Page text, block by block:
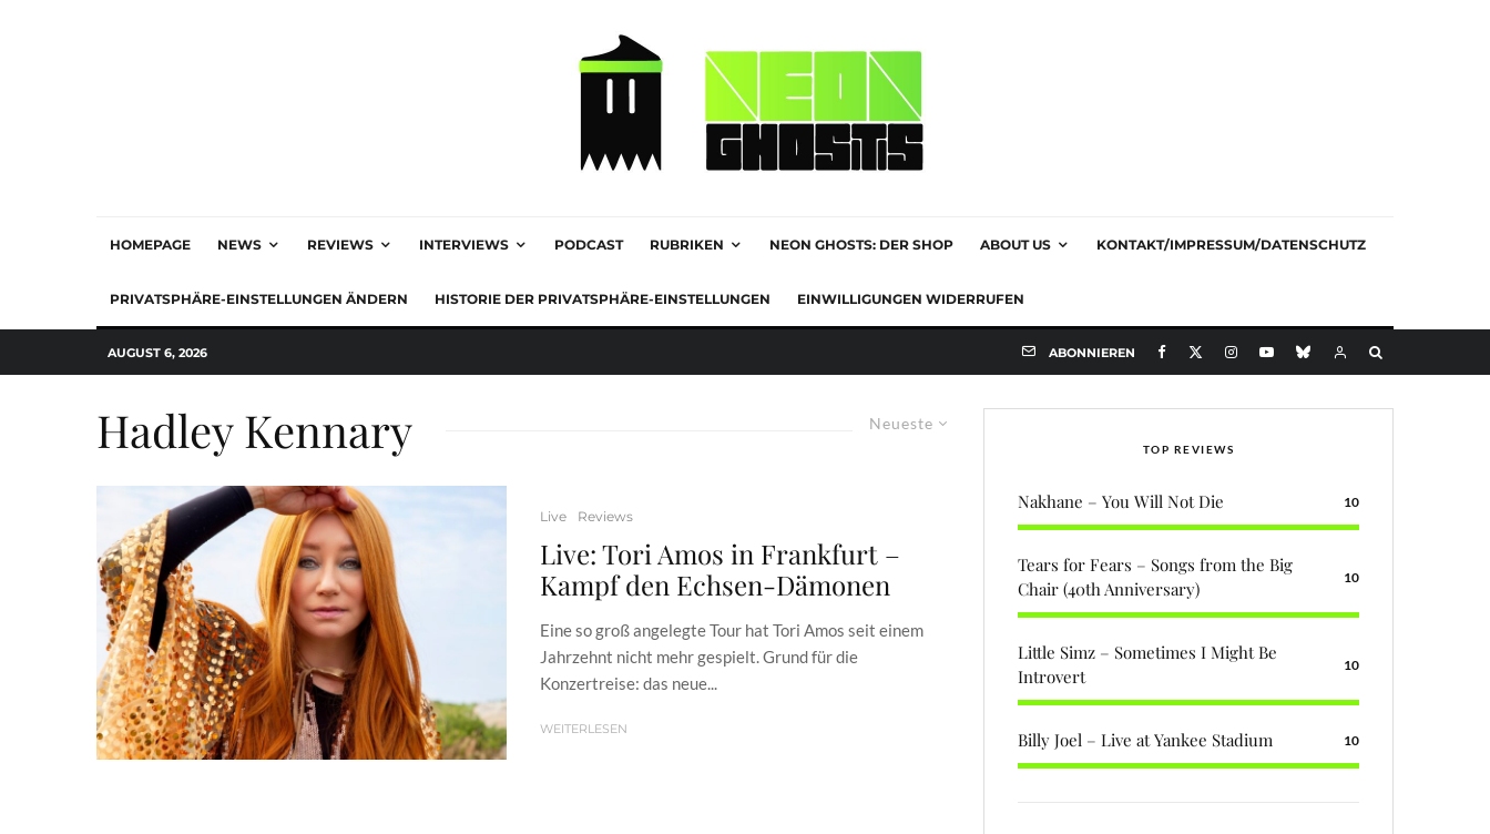
HOMEPAGE NEWS REVIEWS INTERVIEWS PODCAST RUBRIKEN NEON GHOSTS: DER SHOP ABOUT US KONTAKT/IMPRESSUM/DATENSCHUTZ
PRIVATSPHÄRE-EINSTELLUNGEN ÄNDERN HISTORIE DER PRIVATSPHÄRE-EINSTELLUNGEN EINWILLIGUNGEN WIDERRUFEN
AUGUST 6, 2026 ABONNIEREN
Neueste
Hadley Kennary
Live Reviews
Live: Tori Amos in Frankfurt –
Kampf den Echsen-Dämonen
Eine so groß angelegte Tour hat Tori Amos seit einem
Jahrzehnt nicht mehr gespielt. Grund für die
Konzertreise: das neue...
WEITERLESEN
TOP REVIEWS
Nakhane – You Will Not Die 10
Tears for Fears – Songs from the Big
Chair (40th Anniversary)
10
Little Simz – Sometimes I Might Be
Introvert
10
Billy Joel – Live at Yankee Stadium 10